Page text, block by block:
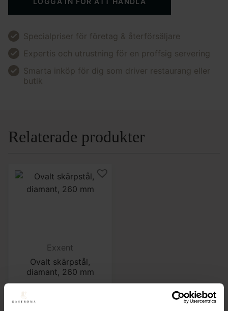
Specialpriser för företag & återförsäljare
Expertis och utrustning för en proffsig servering
Smarta inköp för dig som driver restaurang eller
butik
Relaterade produkter
Exxent
Ovalt skärpstål,
diamant, 260 mm